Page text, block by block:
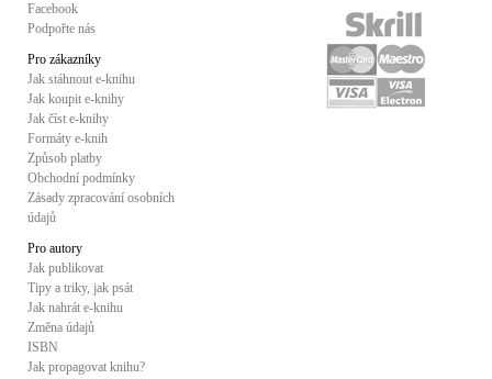
Facebook
Podpořte nás
Pro zákazníky
Jak stáhnout e-knihu
Jak koupit e-knihy
Jak číst e-knihy
Formáty e-knih
Způsob platby
Obchodní podmínky
Zásady zpracování osobních
údajů
Pro autory
Jak publikovat
Tipy a triky, jak psát
Jak nahrát e-knihu
Změna údajů
ISBN
Jak propagovat knihu?